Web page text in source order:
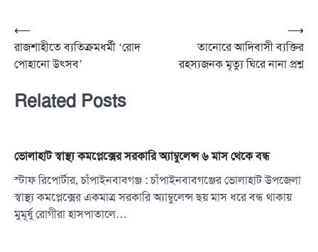
Post
navigation
⟵
রাজশাহীতে ব্যতিক্রমধর্মী ‘রোদ
পোহানো উৎসব’
তানোরে আদিবাসী ব্যক্তির
রহস্যজনক মৃত্যু ঘিরে নানা প্রশ্ন
⟶
Related Posts
ভোলাহাট স্বাস্থ্য কমপ্লেক্সের সরকারি অ্যাম্বুলেন্স ৬ মাস থেকে বন্ধ
স্টাফ রিপোর্টার, চাঁপাইনবাবগঞ্জ : চাঁপাইনবাবগঞ্জের ভোলাহাট উপজেলা
স্বাস্থ্য কমপ্লেক্সের একমাত্র সরকারি অ্যাম্বুলেন্স ছয় মাস ধরে বন্ধ থাকায়
মুমূর্ষু রোগীরা হাসপাতালে…